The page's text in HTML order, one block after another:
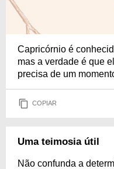
Capricórnio é
mas a verdade é que
precisa de um
COPIAR
Uma teimosia útil
Não confunda a